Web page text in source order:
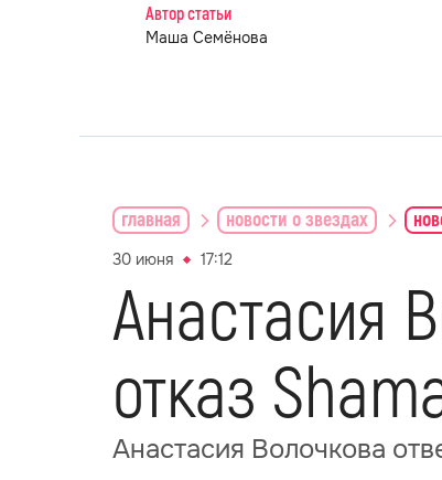
Автор статьи
Маша Семёнова
главная новости о звездах
30 июня 17:12
Анастасия
отказ
Анастасия Волочкова